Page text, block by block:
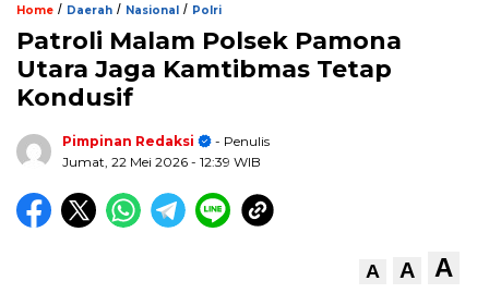
Home / Daerah / Nasional / Polri
Patroli Malam Polsek Pamona
Utara Jaga Kamtibmas Tetap
Kondusif
Pimpinan Redaksi
- Penulis
Jumat, 22 Mei 2026 - 12:39 WIB
A A A